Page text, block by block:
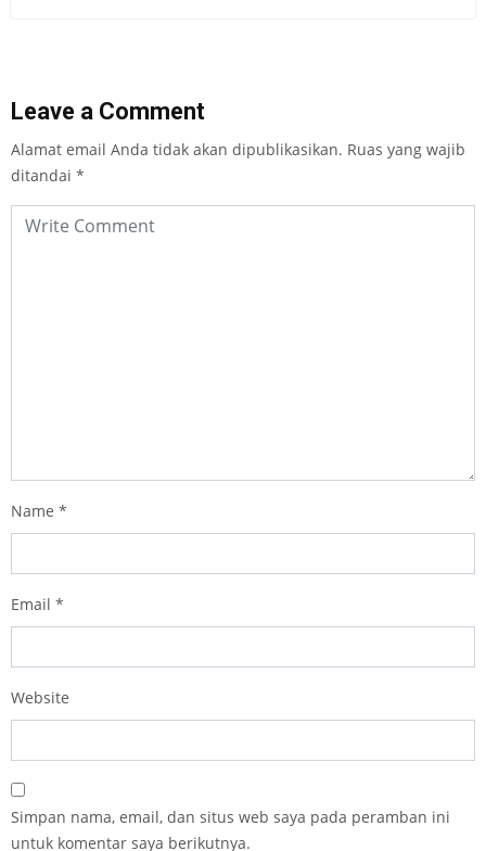
Leave a Comment
Alamat email Anda tidak akan dipublikasikan. Ruas yang wajib
ditandai *
Name *
Email *
Website
Simpan nama, email, dan situs web saya pada peramban ini
untuk komentar saya berikutnya.